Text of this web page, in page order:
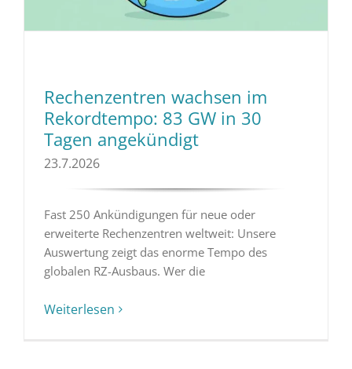
Rechenzentren wachsen im
Rekordtempo: 83 GW in 30
Tagen angekündigt
23.7.2026
Fast 250 Ankündigungen für neue oder
erweiterte Rechenzentren weltweit: Unsere
Auswertung zeigt das enorme Tempo des
globalen RZ-Ausbaus. Wer die
Weiterlesen